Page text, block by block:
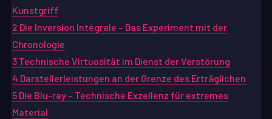
Kunstgriff
2 Die Inversion Intégrale – Das Experiment mit der
Chronologie
3 Technische Virtuosität im Dienst der Verstörung
4 Darstellerleistungen an der Grenze des Erträglichen
5 Die Blu-ray – Technische Exzellenz für extremes
Material